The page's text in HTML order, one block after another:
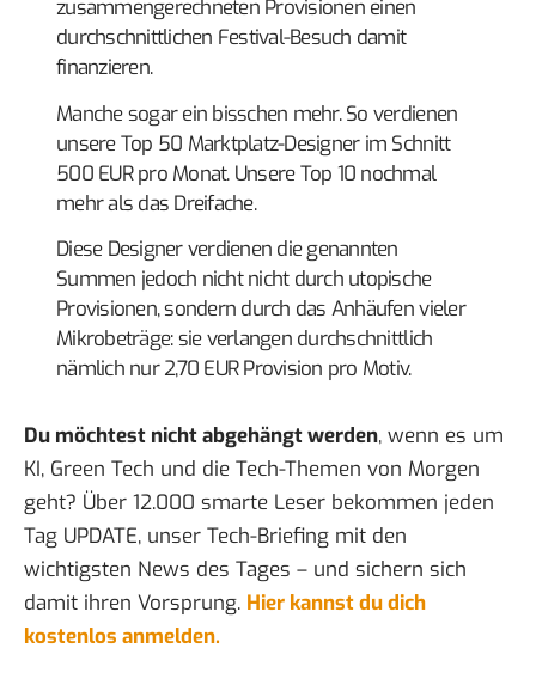
zusammengerechneten Provisionen einen
durchschnittlichen Festival-Besuch damit
finanzieren.
Manche sogar ein bisschen mehr. So verdienen
unsere Top 50 Marktplatz-Designer im Schnitt
500 EUR pro Monat. Unsere Top 10 nochmal
mehr als das Dreifache.
Diese Designer verdienen die genannten
Summen jedoch nicht nicht durch utopische
Provisionen, sondern durch das Anhäufen vieler
Mikrobeträge: sie verlangen durchschnittlich
nämlich nur 2,70 EUR Provision pro Motiv.
Du möchtest nicht abgehängt werden, wenn es um
KI, Green Tech und die Tech-Themen von Morgen
geht? Über 12.000 smarte Leser bekommen jeden
Tag UPDATE, unser Tech-Briefing mit den
wichtigsten News des Tages – und sichern sich
damit ihren Vorsprung. Hier kannst du dich
kostenlos anmelden.